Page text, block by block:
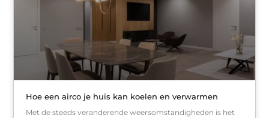
Hoe een airco je huis kan koelen en verwarmen
Met de steeds veranderende weersomstandigheden is het